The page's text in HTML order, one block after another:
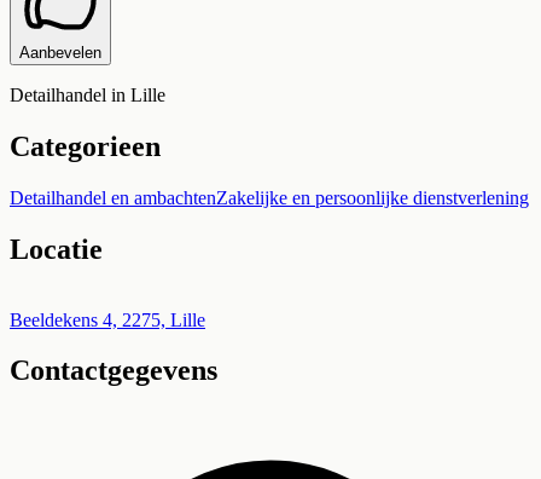
Aanbevelen
Detailhandel in Lille
Categorieen
Detailhandel en ambachtenZakelijke en persoonlijke dienstverlening
Locatie
+
−
Beeldekens 4, 2275, Lille
Contactgegevens